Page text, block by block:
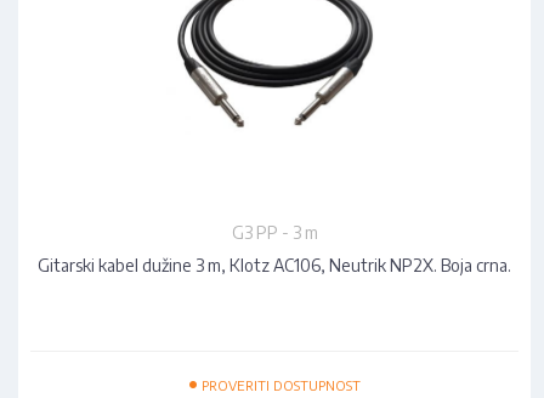
G3 PP - 3 m
Gitarski kabel dužine 3 m, Klotz AC106, Neutrik NP2X. Boja crna.
• PROVERITI DOSTUPNOST